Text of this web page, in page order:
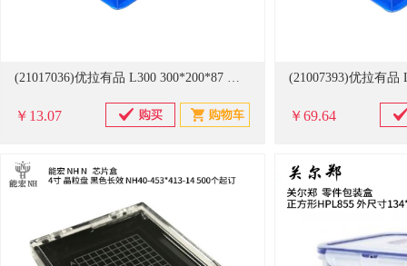
(21017036)优拉有品 L300 300*200*87 加厚物料盒(单位：个)
￥13.07 ￥69.64